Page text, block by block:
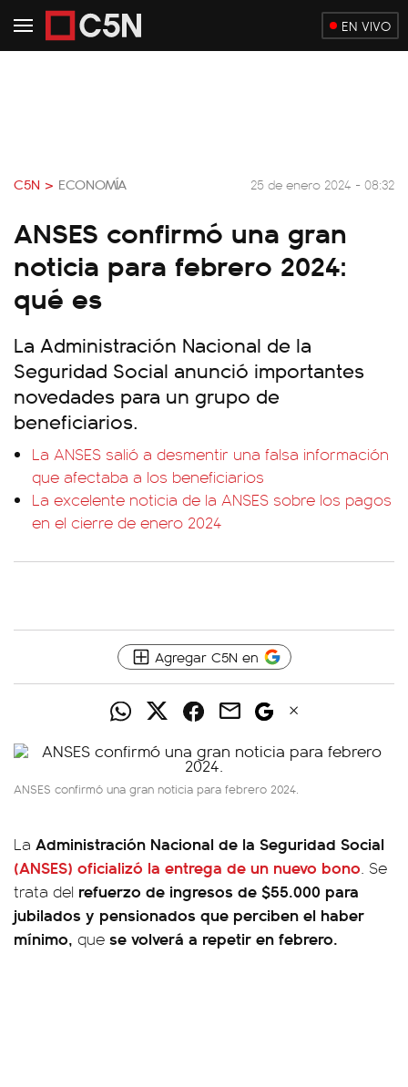
EN VIVO
C5N > ECONOMÍA 25 de enero 2024 - 08:32
ANSES confirmó una gran
noticia para febrero 2024:
qué es
La Administración Nacional de la
Seguridad Social anunció importantes
novedades para un grupo de
beneficiarios.
La ANSES salió a desmentir una falsa información
que afectaba a los beneficiarios
La excelente noticia de la ANSES sobre los pagos
en el cierre de enero 2024
Agregar C5N en
ANSES confirmó una gran noticia para febrero 2024.
La Administración Nacional de la Seguridad Social
(ANSES) oficializó la entrega de un nuevo bono. Se
trata del refuerzo de ingresos de $55.000 para
jubilados y pensionados que perciben el haber
mínimo, que se volverá a repetir en febrero.